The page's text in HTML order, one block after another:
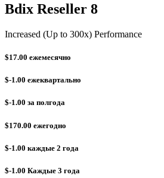
Bdix Reseller 8
Increased (Up to 300x) Performance
$17.00 ежемесячно
$-1.00 ежеквартально
$-1.00 за полгода
$170.00 ежегодно
$-1.00 каждые 2 года
$-1.00 Каждые 3 года